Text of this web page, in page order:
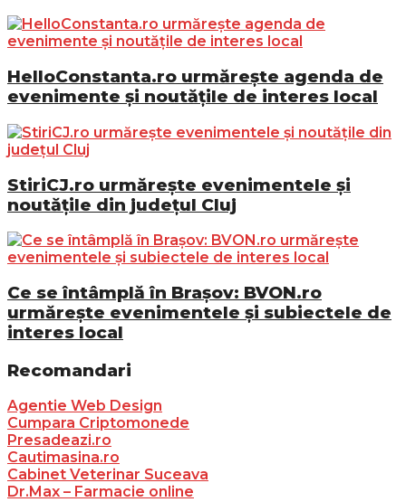
HelloConstanta.ro urmărește agenda de
evenimente și noutățile de interes local
StiriCJ.ro urmărește evenimentele și
noutățile din județul Cluj
Ce se întâmplă în Brașov: BVON.ro
urmărește evenimentele și subiectele de
interes local
Recomandari
Agentie Web Design
Cumpara Criptomonede
Presadeazi.ro
Cautimasina.ro
Cabinet Veterinar Suceava
Dr.Max – Farmacie online